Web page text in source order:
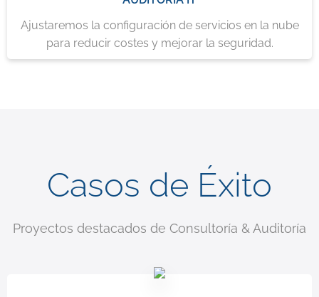
Ajustaremos la configuración de servicios en la nube
para reducir costes y mejorar la seguridad.
Casos de Éxito
Proyectos destacados de Consultoría & Auditoría